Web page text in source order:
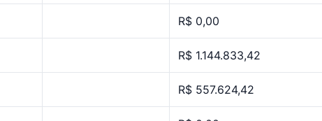
R$ 0,00
R$ 1.144.833,42
R$ 557.624,42